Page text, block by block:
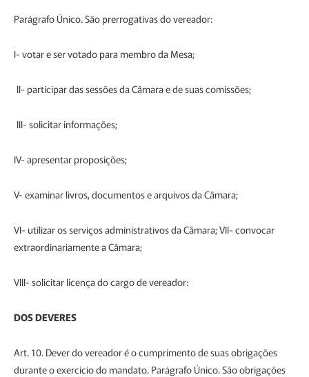
Parágrafo Único. São prerrogativas do vereador:
I- votar e ser votado para membro da Mesa;
II- participar das sessões da Câmara e de suas comissões;
III- solicitar informações;
IV- apresentar proposições;
V- examinar livros, documentos e arquivos da Câmara;
VI- utilizar os serviços administrativos da Câmara; VII- convocar
extraordinariamente a Câmara;
VIII- solicitar licença do cargo de vereador:
DOS DEVERES
Art. 10. Dever do vereador é o cumprimento de suas obrigações
durante o exercício do mandato. Parágrafo Único. São obrigações